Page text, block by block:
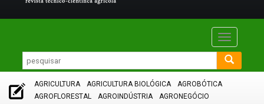
Toggle
AGRICULTURA AGRICULTURA BIOLÓGICA
AGROBÓTICA
AGROFLORESTAL
AGROINDÚSTRIA
AGRONEGÓCIO